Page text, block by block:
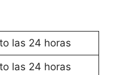
las 24 horas
las 24 horas